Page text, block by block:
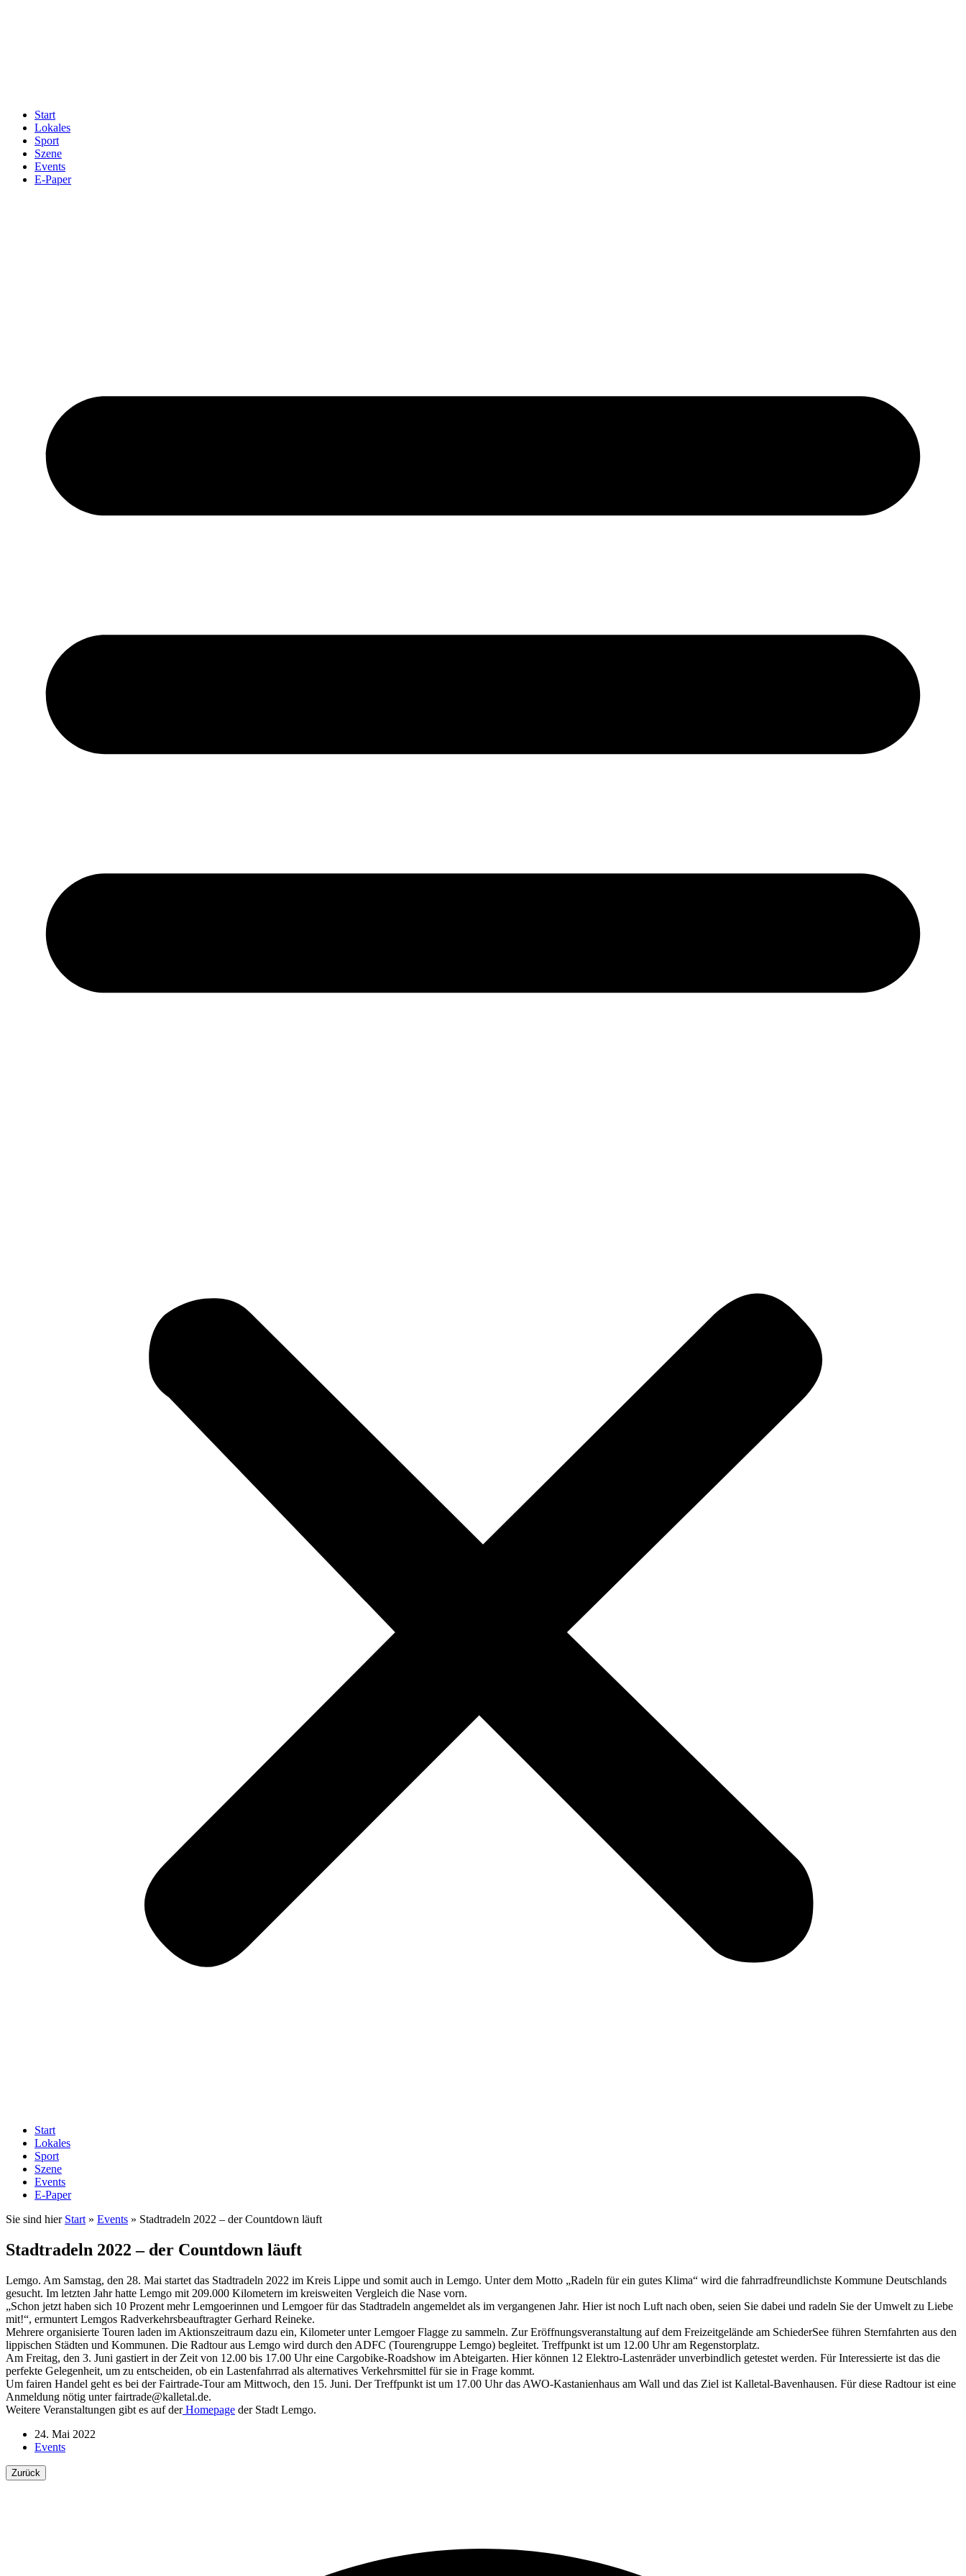
Start
Lokales
Sport
Szene
Events
E-Paper
Start
Lokales
Sport
Szene
Events
E-Paper
Sie sind hier Start » Events » Stadtradeln 2022 – der Countdown läuft
Stadtradeln 2022 – der Countdown läuft
Lemgo. Am Samstag, den 28. Mai startet das Stadtradeln 2022 im Kreis Lippe und somit auch in Lemgo. Unter dem Motto „Radeln für ein gutes Klima“ wird die fahrradfreundlichste Kommune Deutschlands
gesucht. Im letzten Jahr hatte Lemgo mit 209.000 Kilometern im kreisweiten Vergleich die Nase vorn.
„Schon jetzt haben sich 10 Prozent mehr Lemgoerinnen und Lemgoer für das Stadtradeln angemeldet als im vergangenen Jahr. Hier ist noch Luft nach oben, seien Sie dabei und radeln Sie der Umwelt zu Liebe
mit!“, ermuntert Lemgos Radverkehrsbeauftragter Gerhard Reineke.
Mehrere organisierte Touren laden im Aktionszeitraum dazu ein, Kilometer unter Lemgoer Flagge zu sammeln. Zur Eröffnungsveranstaltung auf dem Freizeitgelände am SchiederSee führen Sternfahrten aus den
lippischen Städten und Kommunen. Die Radtour aus Lemgo wird durch den ADFC (Tourengruppe Lemgo) begleitet. Treffpunkt ist um 12.00 Uhr am Regenstorplatz.
Am Freitag, den 3. Juni gastiert in der Zeit von 12.00 bis 17.00 Uhr eine Cargobike-Roadshow im Abteigarten. Hier können 12 Elektro-Lastenräder unverbindlich getestet werden. Für Interessierte ist das die
perfekte Gelegenheit, um zu entscheiden, ob ein Lastenfahrrad als alternatives Verkehrsmittel für sie in Frage kommt.
Um fairen Handel geht es bei der Fairtrade-Tour am Mittwoch, den 15. Juni. Der Treffpunkt ist um 17.00 Uhr das AWO-Kastanienhaus am Wall und das Ziel ist Kalletal-Bavenhausen. Für diese Radtour ist eine
Anmeldung nötig unter fairtrade@kalletal.de.
Weitere Veranstaltungen gibt es auf derHomepage der Stadt Lemgo.
24. Mai 2022
Events